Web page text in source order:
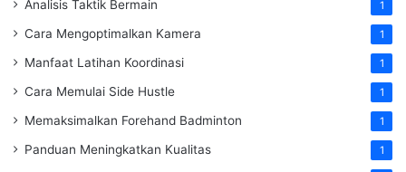
Analisis Taktik Bermain 1
Cara Mengoptimalkan Kamera 1
Manfaat Latihan Koordinasi 1
Cara Memulai Side Hustle 1
Memaksimalkan Forehand Badminton 1
Panduan Meningkatkan Kualitas 1